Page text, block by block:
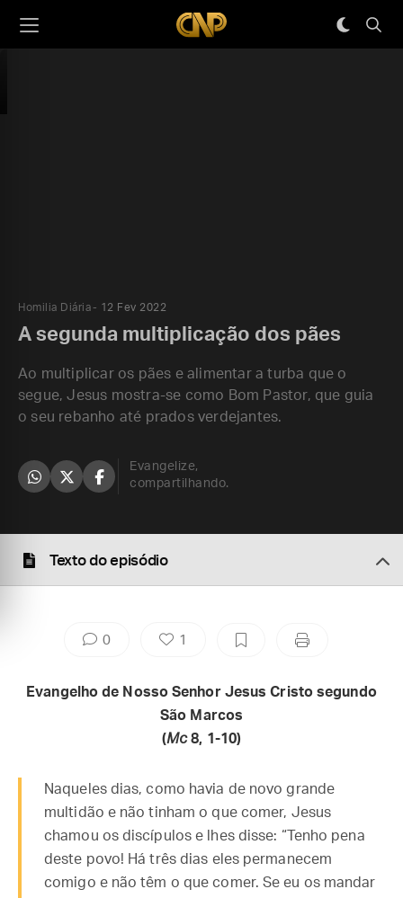
Homilia Diária 12 Fev 2022
A segunda multiplicação dos pães
Ao multiplicar os pães e alimentar a turba que o
segue, Jesus mostra-se como Bom Pastor, que guia
o seu rebanho até prados verdejantes.
Evangelize,
compartilhando.
Texto do episódio
0 1
Evangelho de Nosso Senhor Jesus Cristo segundo
São Marcos
(Mc8, 1-10)
Naqueles dias, como havia de novo grande
multidão e não tinham o que comer, Jesus
chamou os discípulos e lhes disse: “Tenho pena
deste povo! Há três dias eles permanecem
comigo e não têm o que comer. Se eu os mandar